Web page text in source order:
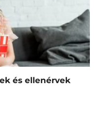
és ellenérvek